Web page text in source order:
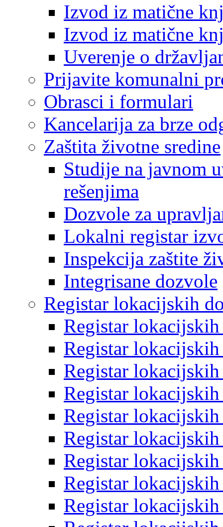
Izvod iz matične
Izvod iz matične
Uverenje o
Prijavite komunalni
Obrasci i formulari
Kancelarija za brze
Zaštita životne sredine
Studije na javnom
rešenjima
Dozvole za
Lokalni registar
Inspekcija zaštite
Integrisane dozvole
Registar lokacijskih
Registar
Registar
Registar
Registar
Registar
Registar
Registar
Registar
Registar